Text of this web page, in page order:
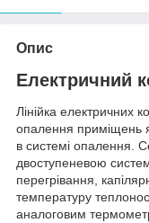
Опис
Електричний
Лінійка електричних
опалення приміщень
в системі опалення.
двоступеневою
перегрівання,
температуру
аналоговим